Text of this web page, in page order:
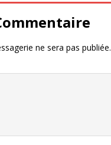
ne sera pas publiée.